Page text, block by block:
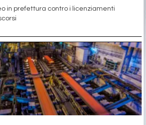
in prefettura contro i licenziamenti